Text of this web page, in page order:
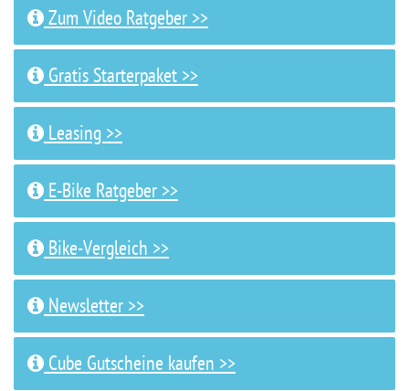
Zum Video Ratgeber >>
Gratis Starterpaket >>
Leasing >>
E-Bike Ratgeber >>
Bike-Vergleich >>
Newsletter >>
Cube Gutscheine kaufen >>